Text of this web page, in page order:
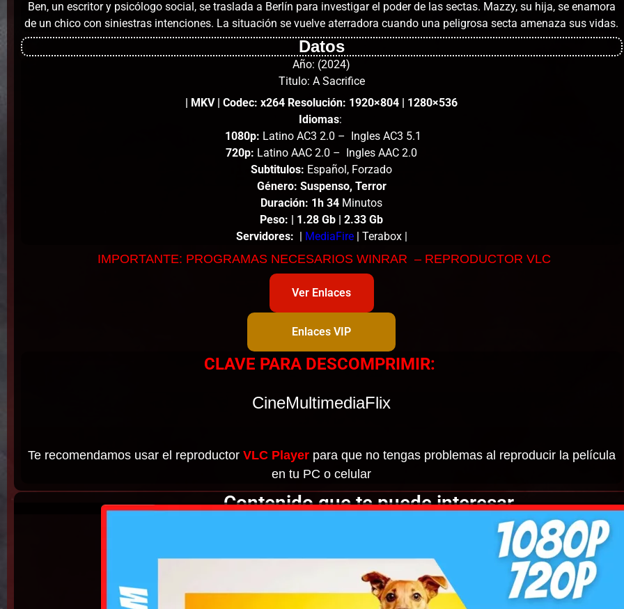
Ben, un escritor y psicólogo social, se traslada a Berlín para investigar el poder de las sectas. Mazzy, su hija, se enamora
de un chico con siniestras intenciones. La situación se vuelve aterradora cuando una peligrosa secta amenaza sus vidas.
Datos
Año: (2024)
Titulo: A Sacrifice
| MKV | Codec: x264 Resolución: 1920×804 | 1280×536
Idiomas:
1080p: Latino AC3 2.0 – Ingles AC3 5.1
720p: Latino AAC 2.0 – Ingles AAC 2.0
Subtitulos: Español, Forzado
Género: Suspenso, Terror
Duración: 1h 34 Minutos
Peso: | 1.28 Gb | 2.33 Gb
Servidores: | MediaFire| Terabox |
IMPORTANTE: PROGRAMAS NECESARIOS WINRAR – REPRODUCTOR VLC
Ver Enlaces
Enlaces VIP
CLAVE PARA DESCOMPRIMIR:
CineMultimediaFlix
Te recomendamos usar el reproductor VLC Playerpara que no tengas problemas al reproducir la película
en tu PC o celular
Contenido que te puede interesar